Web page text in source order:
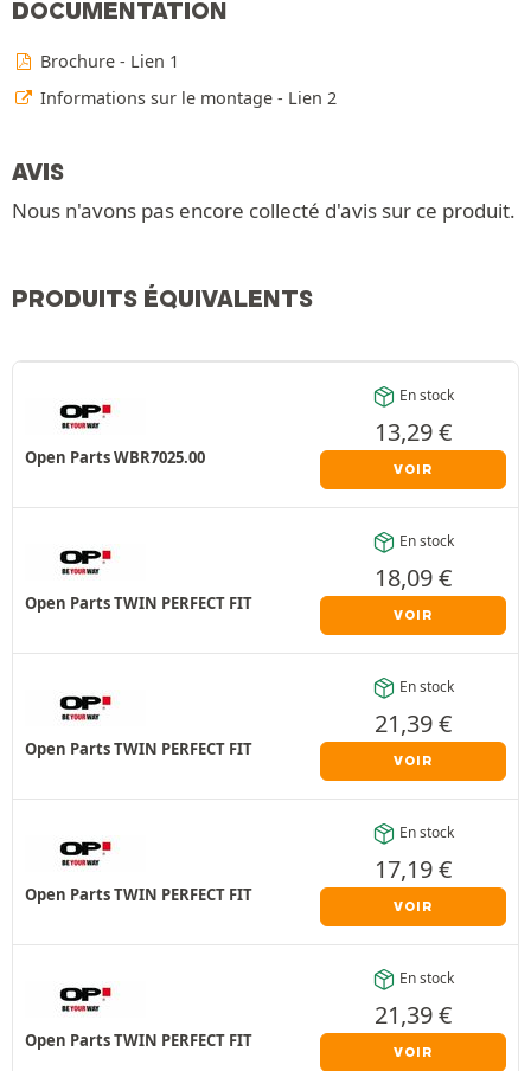
DOCUMENTATION
Brochure - Lien 1
Informations sur le montage - Lien 2
AVIS
Nous n'avons pas encore collecté d'avis sur ce produit.
PRODUITS ÉQUIVALENTS
Open Parts WBR7025.00
En stock
13,29€
VOIR
Open Parts TWIN PERFECT FIT
En stock
18,09€
VOIR
Open Parts TWIN PERFECT FIT
En stock
21,39€
VOIR
Open Parts TWIN PERFECT FIT
En stock
17,19€
VOIR
Open Parts TWIN PERFECT FIT
En stock
21,39€
VOIR